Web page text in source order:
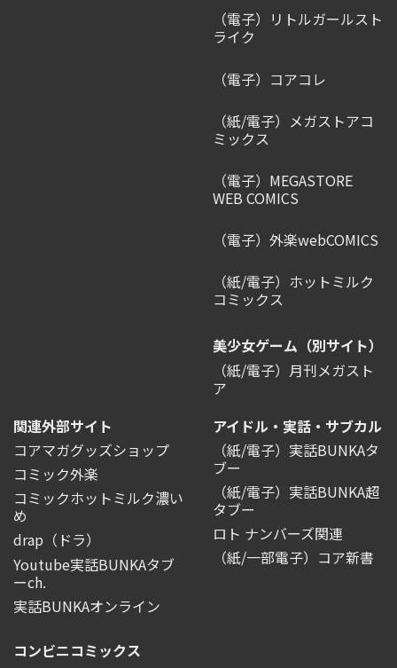
（電子）リトルガールスト
ライク
（電子）コアコレ
（紙/電子）メガストアコ
ミックス
（電子）MEGASTORE
WEB COMICS
（電子）外楽webCOMICS
（紙/電子）ホットミルク
コミックス
美少女ゲーム（別サイト）
（紙/電子）月刊メガスト
ア
関連外部サイト
コアマガグッズショップ
コミック外楽
コミックホットミルク濃い
め
drap（ドラ）
Youtube実話BUNKAタブ
ーch.
実話BUNKAオンライン
アイドル・実話・サブカル
（紙/電子）実話BUNKAタ
ブー
（紙/電子）実話BUNKA超
タブー
ロト ナンバーズ関連
（紙/一部電子）コア新書
コンビニコミックス